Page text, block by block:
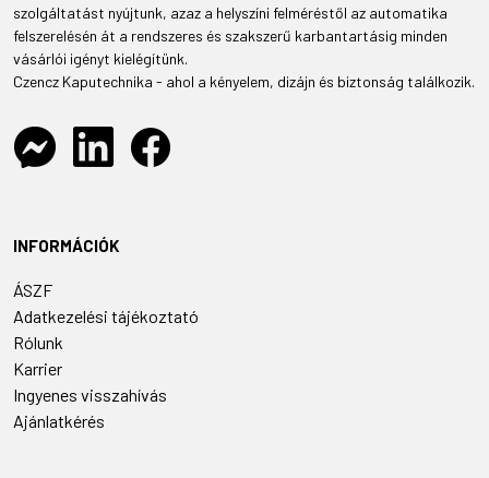
szolgáltatást nyújtunk, azaz a helyszíni felméréstől az automatika
felszerelésén át a rendszeres és szakszerű karbantartásig minden
vásárlói igényt kielégítünk.
Czencz Kaputechnika - ahol a kényelem, dizájn és biztonság találkozik.
INFORMÁCIÓK
ÁSZF
Adatkezelési tájékoztató
Rólunk
Karrier
Ingyenes visszahívás
Ajánlatkérés